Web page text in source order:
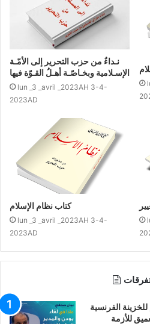
الناس.
نـداءٌ من حزب التحرير إلى الأمّـة
الإسـلامية وبخـاصّـة أهـلُ القـوّة فيها
lun _3 _avril _2023AH 3-4-
2023AD
كتاب نظام الإسلام
lun _3 _avril _2023AH 3-4-
2023AD
الفرنسية